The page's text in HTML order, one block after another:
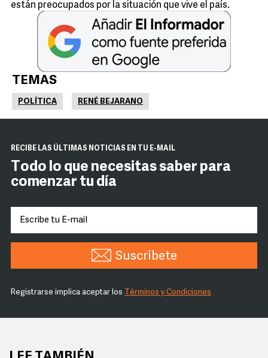
están preocupados por la situación que vive el país.
TEMAS
POLÍTICA RENÉ BEJARANO
RECIBE LAS ÚLTIMAS NOTICIAS EN TU E-MAIL
Todo lo que necesitas saber para
comenzar tu día
Suscríbete
Registrarse implica aceptar los Términos y Condiciones